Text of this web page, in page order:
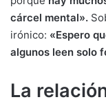
cárcel mental».
irónico: «Espero
algunos leen solo
La